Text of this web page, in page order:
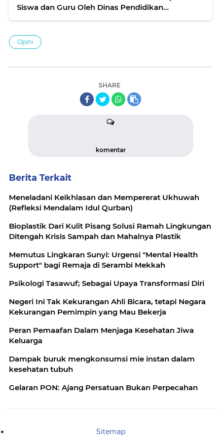
Siswa dan Guru Oleh Dinas Pendidikan
Opini
SHARE
komentar
Berita Terkait
Meneladani Keikhlasan dan Mempererat Ukhuwah
(Refleksi Mendalam Idul Qurban)
Bioplastik Dari Kulit Pisang Solusi Ramah Lingkungan
Ditengah Krisis Sampah dan Mahalnya Plastik
Memutus Lingkaran Sunyi: Urgensi "Mental Health
Support" bagi Remaja di Serambi Mekkah
Psikologi Tasawuf; Sebagai Upaya Transformasi Diri
Negeri Ini Tak Kekurangan Ahli Bicara, tetapi Negara
Kekurangan Pemimpin yang Mau Bekerja
Peran Pemaafan Dalam Menjaga Kesehatan Jiwa
Keluarga
Dampak buruk mengkonsumsi mie instan dalam
kesehatan tubuh
Gelaran PON: Ajang Persatuan Bukan Perpecahan
Sitemap